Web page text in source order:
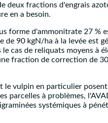
deux fractions d'engrais
en a besoin.
forme d'ammonitrate 27 %
90 kgN/ha à la levée est
cas de reliquats moyens à
fraction de correction de
le vulpin en particulier
parcelles à problèmes,
systémiques à